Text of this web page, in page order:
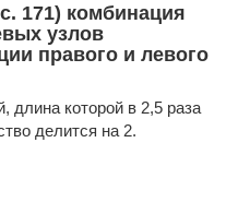
171) комбинация
узлов
правого и левого
длина которой в 2,5 раза
делится на 2.